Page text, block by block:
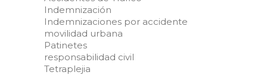
Indemnización
Indemnizaciones por accidente
movilidad urbana
Patinetes
responsabilidad civil
Tetraplejia